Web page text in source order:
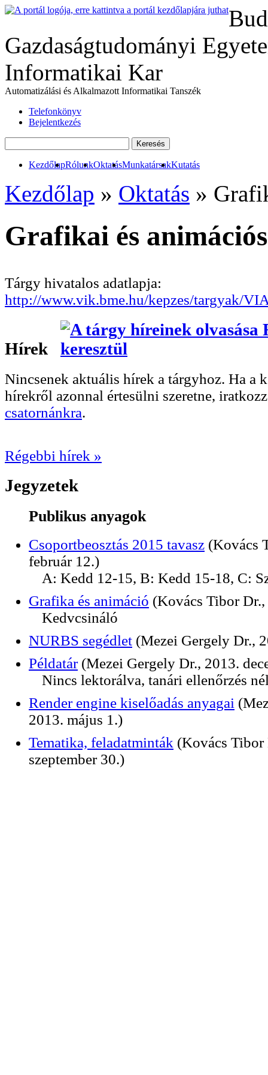
Gazdaságtudományi
Informatikai Kar
Automatizálási és Alkalmazott Informatikai Tanszék
Telefonkönyv
Bejelentkezés
KezdőlapRólunkOktatásMunkatársakKutatás
Kezdőlap » Oktatás »
Grafikai és
Tárgy hivatalos adatlapja:
http://www.vik.bme.hu/kepzes/targyak/
Hírek
Nincsenek aktuális hírek a tárgyhoz. Ha a
hírekről azonnal értesülni szeretne,
csatornánkra.
Régebbi hírek »
Jegyzetek
Publikus anyagok
Csoportbeosztás 2015 tavasz (Kovács
február 12.)
A: Kedd 12-15, B: Kedd 15-18, C:
Grafika és animáció (Kovács Tibor
Kedvcsináló
NURBS segédlet (Mezei Gergely Dr.,
Példatár (Mezei Gergely Dr., 2013.
Nincs lektorálva, tanári ellenőrzés
Render engine kiselőadás anyagai
2013. május 1.)
Tematika, feladatminták (Kovács Tibor
szeptember 30.)